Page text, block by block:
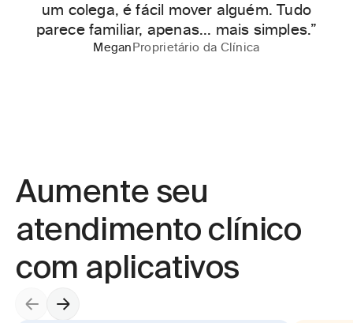
um colega, é fácil mover alguém. Tudo
parece familiar, apenas... mais simples.”
MeganProprietário da Clínica
Aumente seu
atendimento clínico
com aplicativos